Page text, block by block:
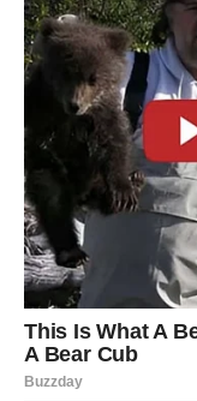
VAGA
Zvijezde vam
Ako ste slobodni,
posebno i
Ljubav vam